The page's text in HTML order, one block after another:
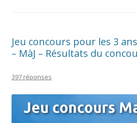
Jeu concours pour les 3
– MàJ – Résultats du
397 réponses